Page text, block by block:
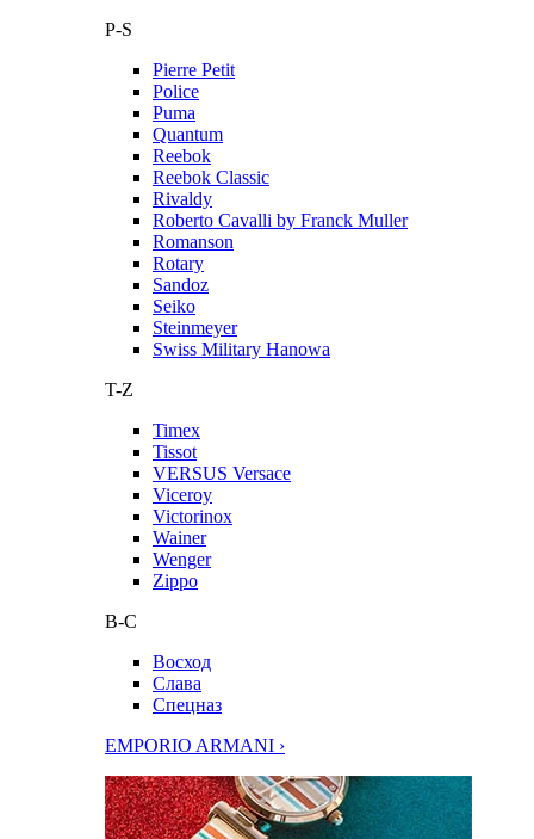
P-S
Pierre Petit
Police
Puma
Quantum
Reebok
Reebok Classic
Rivaldy
Roberto Cavalli by Franck Muller
Romanson
Rotary
Sandoz
Seiko
Steinmeyer
Swiss Military Hanowa
T-Z
Timex
Tissot
VERSUS Versace
Viceroy
Victorinox
Wainer
Wenger
Zippo
В-С
Восход
Слава
Спецназ
EMPORIO ARMANI ›